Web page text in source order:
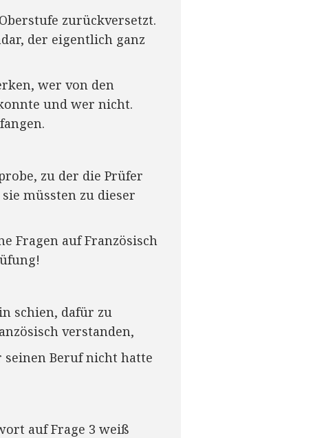
zurückversetzt.
der eigentlich ganz
wer von den
und wer nicht.
zu der die Prüfer
müssten zu dieser
Fragen auf Französisch
schien, dafür zu
verstanden,
Beruf nicht hatte
auf Frage 3 weiß